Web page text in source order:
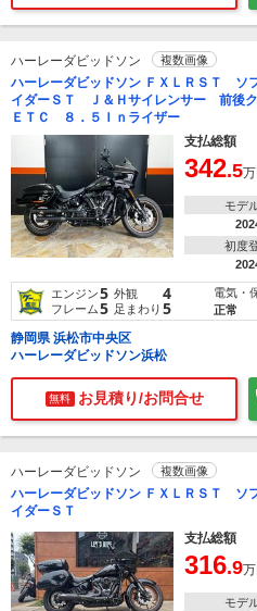
ハーレーダビッドソン 複数画像
ハーレーダビッドソン ＦＸＬＲＳＴ ソ
イダーＳＴ Ｊ＆Ｈサイレンサー 前後
ＥＴＣ ８．５Ｉｎライザー
支払総額
342.5
モデ
初度
エンジン5 外観 4
フレーム5 足まわり 5
電気・
正常
静岡県 浜松市中央区
ハーレーダビッドソン浜松
無料 お見積り/お問合せ
ハーレーダビッドソン 複数画像
ハーレーダビッドソン ＦＸＬＲＳＴ ソ
イダーＳＴ
支払総額
316.9
モデ